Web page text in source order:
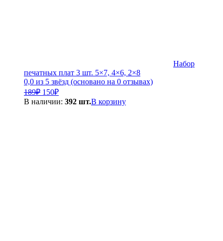
Набор
печатных плат 3 шт. 5×7, 4×6, 2×8
0,0 из 5 звёзд (основано на 0 отзывах)
189₽ Первоначальная
цена
150₽Текущая
цена:
В наличии: 392 шт.В корзину